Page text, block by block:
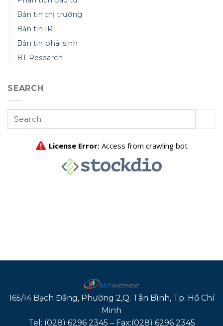
Bản tin thị trường
Bản tin IR
Bản tin phái sinh
BT Research
SEARCH
165/14 Bạch Đằng, Phường 2,Q. Tân Bình, Tp. Hồ Chí
Minh
Tel: (028) 6296 2345 – Fax:(028) 6296 2345